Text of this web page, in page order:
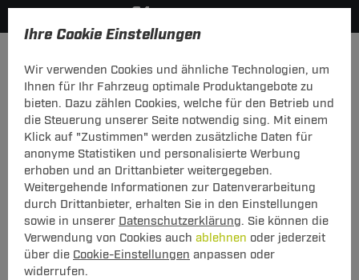
Ihre Cookie Einstellungen
Wir verwenden Cookies und ähnliche Technologien, um
Ihnen für Ihr Fahrzeug optimale Produktangebote zu
bieten. Dazu zählen Cookies, welche für den Betrieb und
die Steuerung unserer Seite notwendig sing. Mit einem
Klick auf "Zustimmen" werden zusätzliche Daten für
anonyme Statistiken und personalisierte Werbung
erhoben und an Drittanbieter weitergegeben.
Weitergehende Informationen zur Datenverarbeitung
durch Drittanbieter, erhalten Sie in den Einstellungen
sowie in unserer Datenschutzerklärung. Sie können die
Verwendung von Cookies auch ablehnen oder jederzeit
über die Cookie-Einstellungen anpassen oder
widerrufen.
MODELÜBERSICHT
PKW-Kupplungskonfigurator
Die folgende Auflistung schützt Sie und andere in Ihrer
Umgebung und ermöglicht ein unbeschwertes
Urlaubserlebnis.
1
Hersteller
2
Modell
3